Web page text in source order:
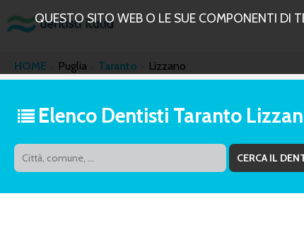
QUESTO SITO WEB O LE SUE COMPONENTI DI
HOME Puglia Taranto Lizzano
Elenco Dentisti Taranto